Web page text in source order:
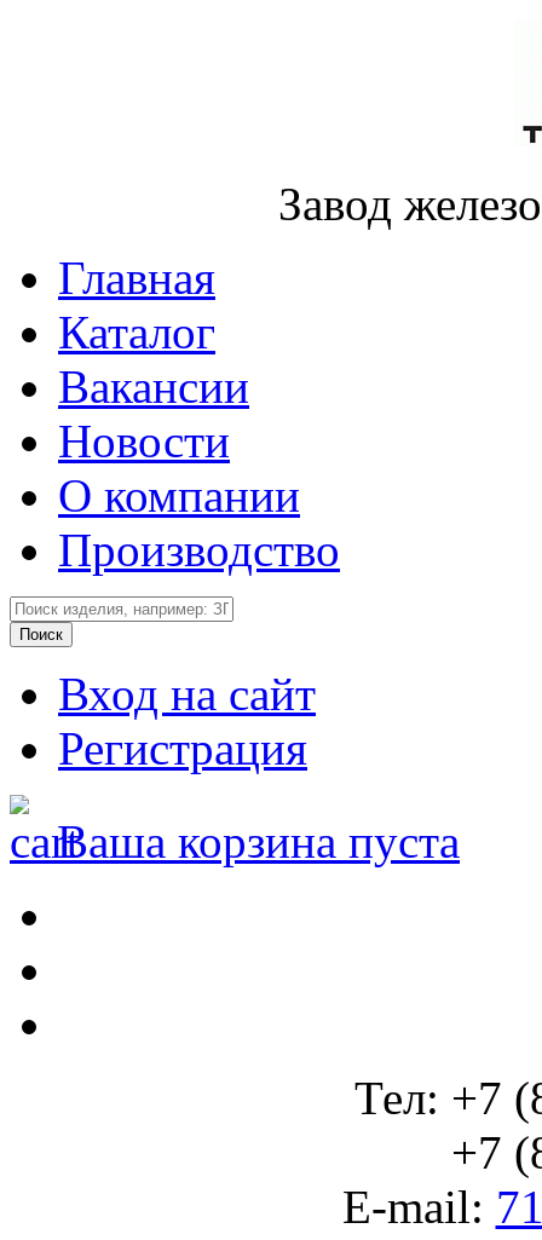
Завод
Главная
Каталог
Вакансии
Новости
О компании
Производство
Вход на сайт
Регистрация
Ваша корзина пуста
Тел: +7
+7
E-mail: